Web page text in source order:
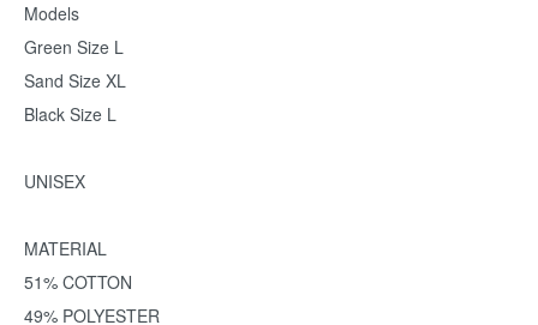
Models
Green Size L
Sand Size XL
Black Size L
UNISEX
MATERIAL
51% COTTON
49% POLYESTER